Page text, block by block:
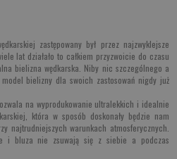
zastępowany był przez najzwyklejsze
lat działało to całkiem przyzwoicie do czasu
bielizna wędkarska. Niby nic szczególnego a
bielizny dla swoich zastosowań nigdy już
na wyprodukowanie ultralekkich i idealnie
która w sposób doskonały będzie nam
najtrudniejszych warunkach atmosferycznych.
i bluza nie zsuwają się z siebie a podczas